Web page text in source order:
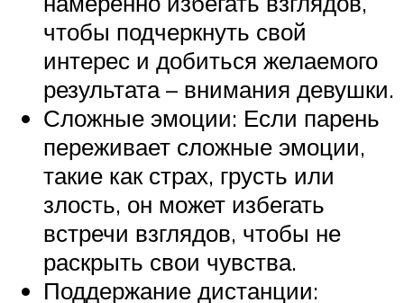
чтобы подчеркнуть свой
интерес и добиться желаемого
результата – внимания девушки.
Сложные эмоции: Если парень
переживает сложные эмоции,
такие как страх, грусть или
злость, он может избегать
встречи взглядов, чтобы не
раскрыть свои чувства.
Поддержание дистанции: